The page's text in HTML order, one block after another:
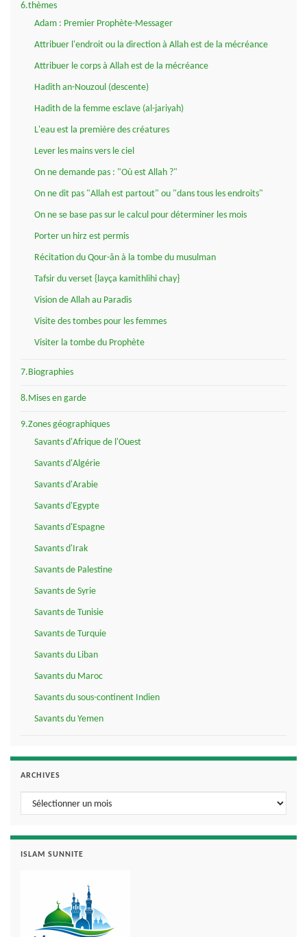
6.thèmes
Adam : Premier Prophète-Messager
Attribuer l'endroit ou la direction à Allah est de la mécréance
Attribuer le corps à Allah est de la mécréance
Hadith an-Nouzoul (descente)
Hadith de la femme esclave (al-jariyah)
L'eau est la première des créatures
Lever les mains vers le ciel
On ne demande pas : "Où est Allah ?"
On ne dit pas "Allah est partout" ou "dans tous les endroits"
On ne se base pas sur le calcul pour déterminer les mois
Porter un hirz est permis
Récitation du Qour-ân à la tombe du musulman
Tafsir du verset {layça kamithlihi chay}
Vision de Allah au Paradis
Visite des tombes pour les femmes
Visiter la tombe du Prophète
7.Biographies
8.Mises en garde
9.Zones géographiques
Savants d'Afrique de l'Ouest
Savants d'Algérie
Savants d'Arabie
Savants d'Egypte
Savants d'Espagne
Savants d'Irak
Savants de Palestine
Savants de Syrie
Savants de Tunisie
Savants de Turquie
Savants du Liban
Savants du Maroc
Savants du sous-continent Indien
Savants du Yemen
ARCHIVES
Archives
ISLAM SUNNITE